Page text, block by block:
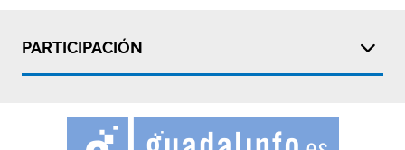
PARTICIPACIÓN